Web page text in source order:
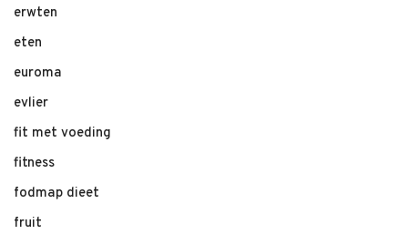
erwten
eten
euroma
evlier
fit met voeding
fitness
fodmap dieet
fruit